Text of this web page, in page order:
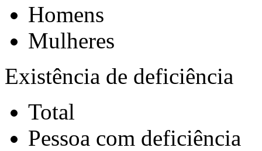
Homens
Mulheres
Existência de deficiência
Total
Pessoa com deficiência